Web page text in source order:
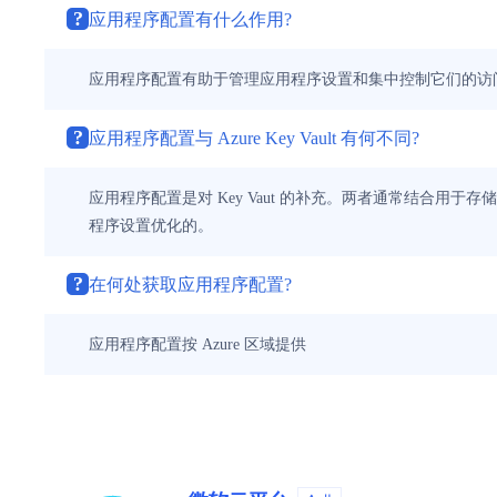
? 应用程序配置有什么作用?
应用程序配置有助于管理应用程序设置和集中控制它们的
? 应用程序配置与 Azure Key Vault 有何不同?
应用程序配置是对 Key Vaut 的补充。两者通常结合用于存
程序设置优化的。
? 在何处获取应用程序配置?
应用程序配置按 Azure 区域提供